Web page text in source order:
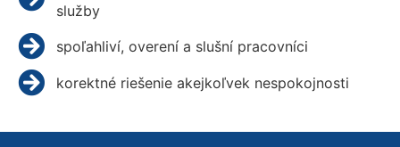
služby
spoľahliví, overení a slušní pracovníci
korektné riešenie akejkoľvek nespokojnosti